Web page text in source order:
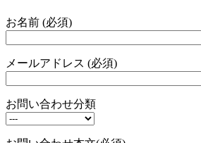
お名前 (必須)
メールアドレス (必須)
お問い合わせ分類